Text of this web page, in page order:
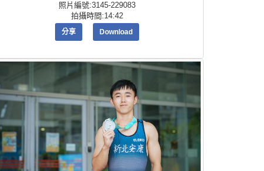
照片編號:3145-229083
拍攝時間:14:42
分享 Download